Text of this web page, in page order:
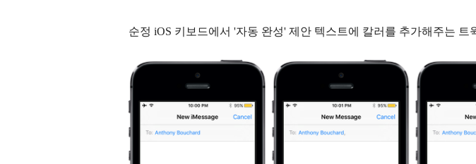
순정 iOS 키보드에서 '자동 완성' 제안 텍스트에 칼러를 추가해주는 트